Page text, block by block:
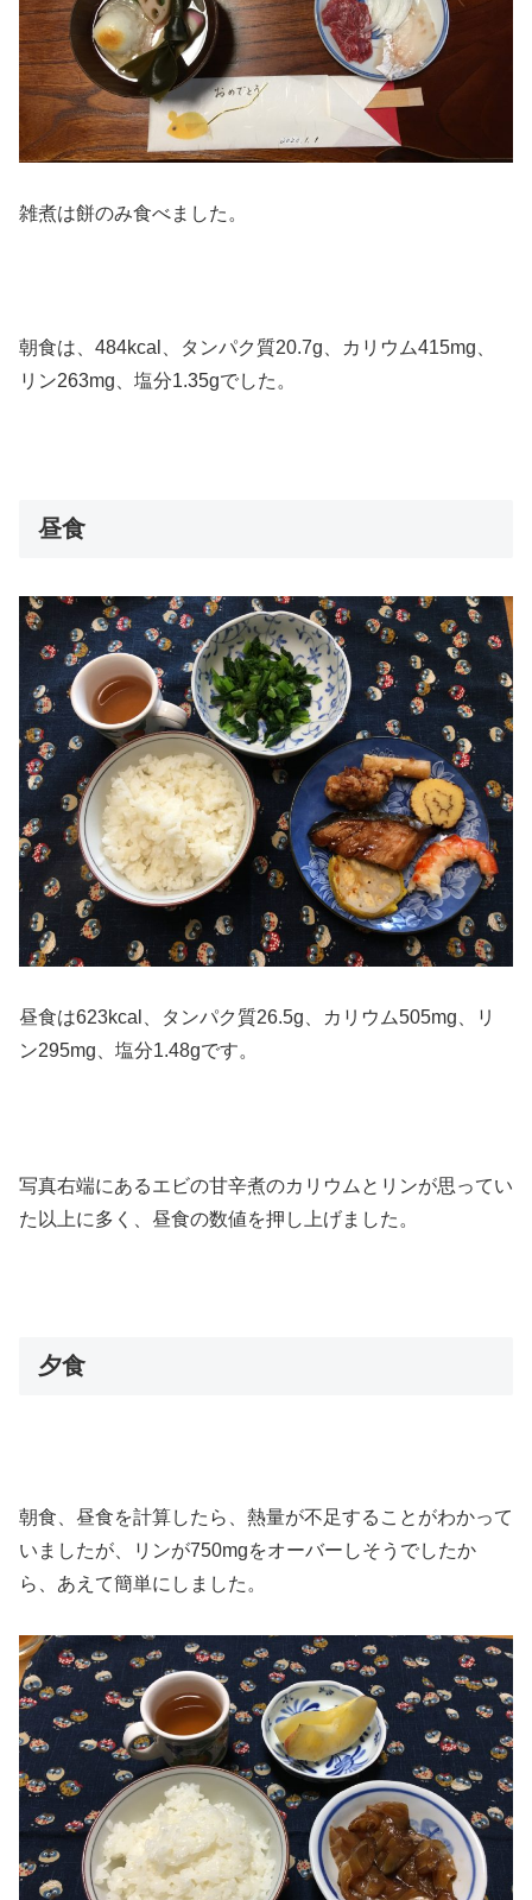
雑煮は餅のみ食べました。
朝食は、484kcal、タンパク質20.7g、カリウム415mg、
リン263mg、塩分1.35gでした。
昼食
昼食は623kcal、タンパク質26.5g、カリウム505mg、リ
ン295mg、塩分1.48gです。
写真右端にあるエビの甘辛煮のカリウムとリンが思ってい
た以上に多く、昼食の数値を押し上げました。
夕食
朝食、昼食を計算したら、熱量が不足することがわかって
いましたが、リンが750mgをオーバーしそうでしたか
ら、あえて簡単にしました。